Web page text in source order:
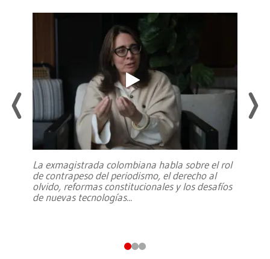
La exmagistrada colombiana habla sobre el rol
de contrapeso del periodismo, el derecho al
olvido, reformas constitucionales y los desafíos
de nuevas tecnologías...